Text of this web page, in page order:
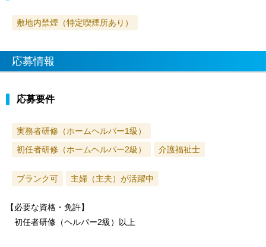
敷地内禁煙（特定喫煙所あり）
応募情報
応募要件
実務者研修（ホームヘルパー1級）
初任者研修（ホームヘルパー2級）
介護福祉士
ブランク可 主婦（主夫）が活躍中
【必要な資格・免許】
初任者研修（ヘルパー2級）以上